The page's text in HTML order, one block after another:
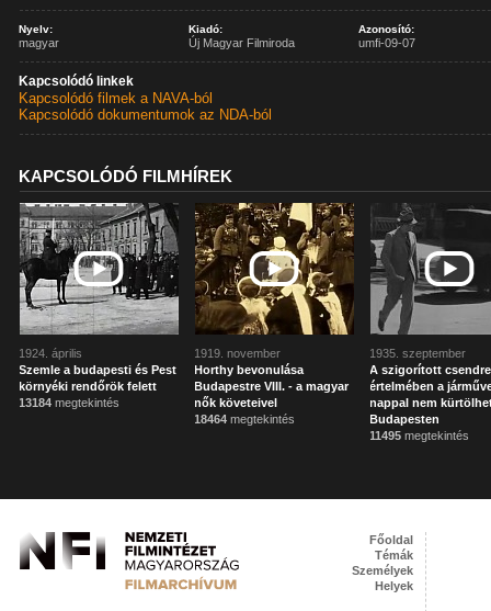
Nyelv:
magyar
Kiadó:
Új Magyar Filmiroda
Azonosító:
umfi-09-07
Kapcsolódó linkek
Kapcsolódó filmek a NAVA-ból
Kapcsolódó dokumentumok az NDA-ból
KAPCSOLÓDÓ FILMHÍREK
1924. április
Szemle a budapesti és Pest
környéki rendőrök felett
13184 megtekintés
1919. november
Horthy bevonulása
Budapestre VIII. - a magyar
nők követeivel
18464 megtekintés
1935. szeptember
A szigorított
értelmében a
nappal nem
Budapesten
11495 megtekintés
Főoldal
Témák
Személyek
Helyek